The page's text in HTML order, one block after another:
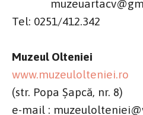
Tel: 0251/412.342
Muzeul Olteniei
www.muzeulolteniei.ro
(str. Popa Șapcă, nr. 8)
e-mail :